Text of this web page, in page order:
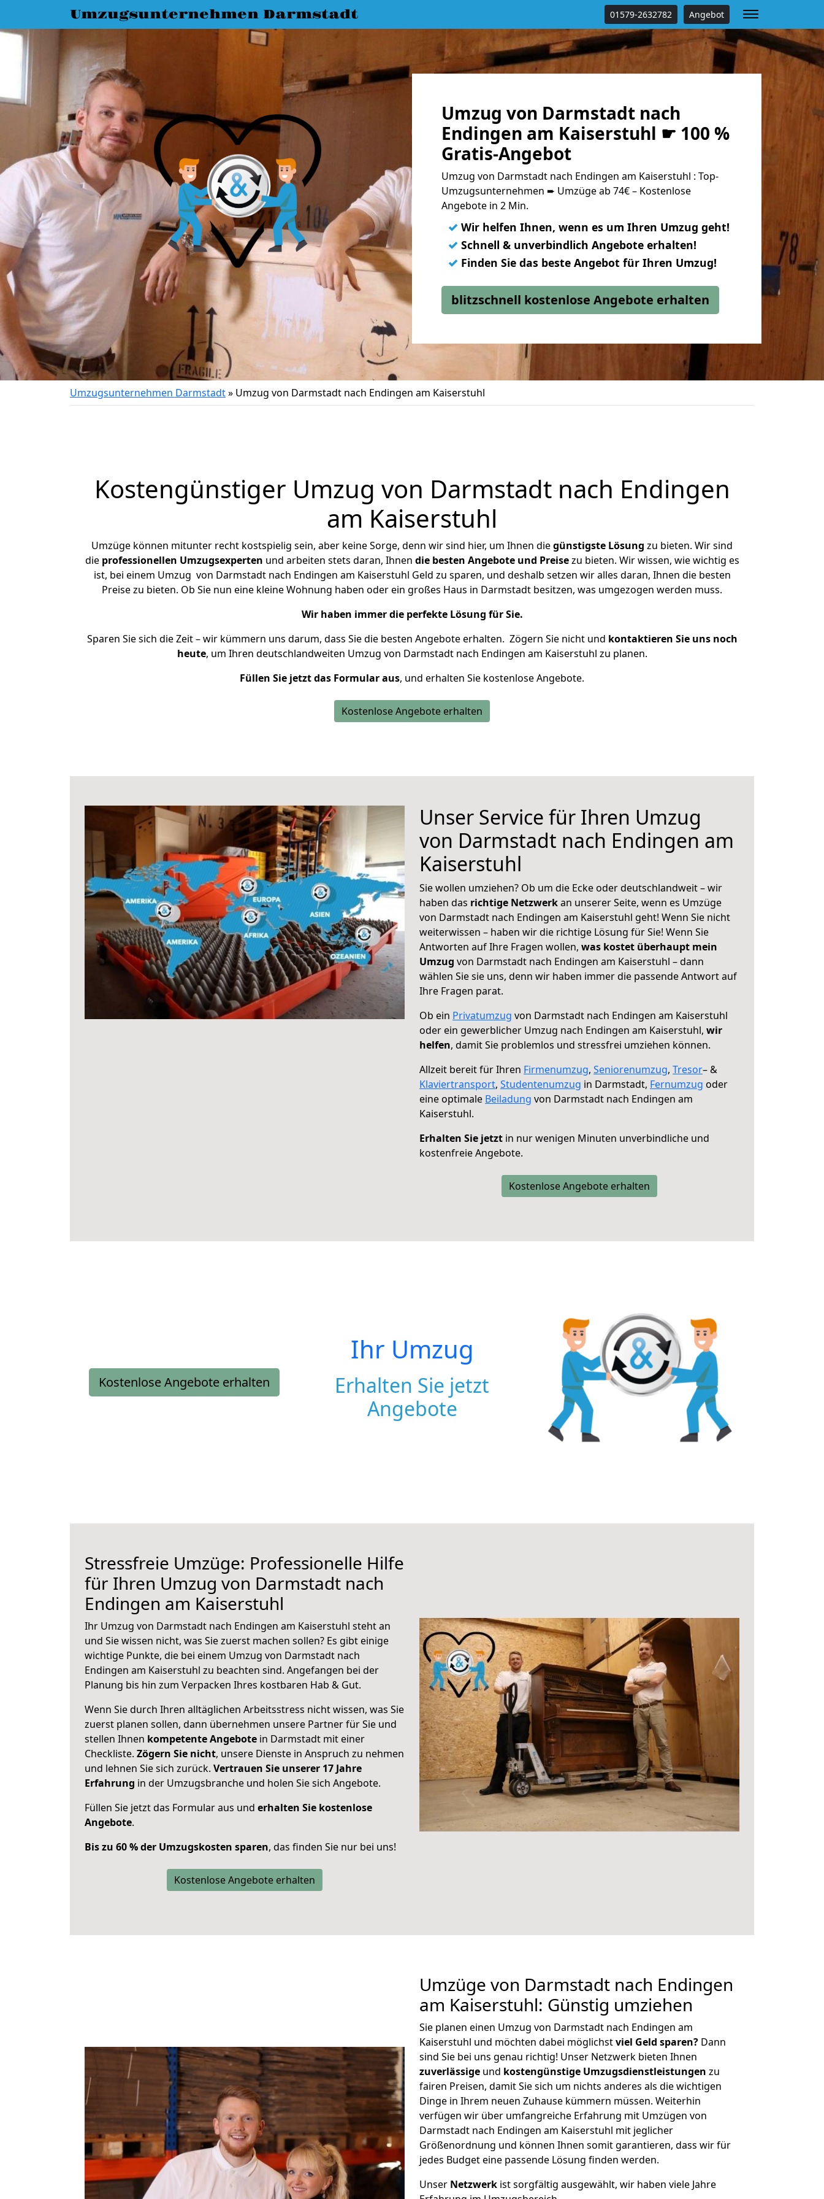
Umzugsunternehmen Darmstadt 01579-2632782 Angebot
Umzug von Darmstadt nach
Endingen am Kaiserstuhl ☛ 100 %
Gratis-Angebot
Umzug von Darmstadt nach Endingen am Kaiserstuhl : Top-
Umzugsunternehmen ➨ Umzüge ab 74€ – Kostenlose
Angebote in 2 Min.
✓ Wir helfen Ihnen, wenn es um Ihren Umzug geht!
✓ Schnell & unverbindlich Angebote erhalten!
✓ Finden Sie das beste Angebot für Ihren Umzug!
blitzschnell kostenlose Angebote erhalten
Umzugsunternehmen Darmstadt» Umzug von Darmstadt nach Endingen am Kaiserstuhl
Kostengünstiger Umzug von Darmstadt nach Endingen
am Kaiserstuhl
Umzüge können mitunter recht kostspielig sein, aber keine Sorge, denn wir sind hier, um Ihnen diegünstigste Lösung zu bieten. Wir sind
die professionellen Umzugsexperten und arbeiten stets daran, Ihnen die besten Angebote und Preisezu bieten. Wir wissen, wie wichtig es
ist, bei einem Umzug von Darmstadt nach Endingen am Kaiserstuhl Geld zu sparen, und deshalb setzen wir alles daran, Ihnen die besten
Preise zu bieten. Ob Sie nun eine kleine Wohnung haben oder ein großes Haus in Darmstadt besitzen, was umgezogen werden muss.
Wir haben immer die perfekte Lösung für Sie.
Sparen Sie sich die Zeit – wir kümmern uns darum, dass Sie die besten Angebote erhalten. Zögern Sie nicht und kontaktieren Sie uns noch
heute, um Ihren deutschlandweiten Umzug von Darmstadt nach Endingen am Kaiserstuhl zu planen.
Füllen Sie jetzt das Formular aus, und erhalten Sie kostenlose Angebote.
Kostenlose Angebote erhalten
Unser Service für Ihren Umzug
von Darmstadt nach Endingen am
Kaiserstuhl
Sie wollen umziehen? Ob um die Ecke oder deutschlandweit – wir
haben das richtige Netzwerkan unserer Seite, wenn es Umzüge
von Darmstadt nach Endingen am Kaiserstuhl geht! Wenn Sie nicht
weiterwissen – haben wir die richtige Lösung für Sie! Wenn Sie
Antworten auf Ihre Fragen wollen, was kostet überhaupt mein
Umzug von Darmstadt nach Endingen am Kaiserstuhl – dann
wählen Sie sie uns, denn wir haben immer die passende Antwort auf
Ihre Fragen parat.
Ob ein Privatumzug von Darmstadt nach Endingen am Kaiserstuhl
oder ein gewerblicher Umzug nach Endingen am Kaiserstuhl, wir
helfen, damit Sie problemlos und stressfrei umziehen können.
Allzeit bereit für Ihren Firmenumzug, Seniorenumzug, Tresor– &
Klaviertransport, Studentenumzug in Darmstadt, Fernumzug oder
eine optimale Beiladung von Darmstadt nach Endingen am
Kaiserstuhl.
Erhalten Sie jetzt in nur wenigen Minuten unverbindliche und
kostenfreie Angebote.
Kostenlose Angebote erhalten
Kostenlose Angebote erhalten
Ihr Umzug
Erhalten Sie jetzt
Angebote
Stressfreie Umzüge: Professionelle Hilfe
für Ihren Umzug von Darmstadt nach
Endingen am Kaiserstuhl
Ihr Umzug von Darmstadt nach Endingen am Kaiserstuhl steht an
und Sie wissen nicht, was Sie zuerst machen sollen? Es gibt einige
wichtige Punkte, die bei einem Umzug von Darmstadt nach
Endingen am Kaiserstuhl zu beachten sind. Angefangen bei der
Planung bis hin zum Verpacken Ihres kostbaren Hab & Gut.
Wenn Sie durch Ihren alltäglichen Arbeitsstress nicht wissen, was Sie
zuerst planen sollen, dann übernehmen unsere Partner für Sie und
stellen Ihnen kompetente Angebote in Darmstadt mit einer
Checkliste. Zögern Sie nicht, unsere Dienste in Anspruch zu nehmen
und lehnen Sie sich zurück. Vertrauen Sie unserer 17 Jahre
Erfahrung in der Umzugsbranche und holen Sie sich Angebote.
Füllen Sie jetzt das Formular aus und erhalten Sie kostenlose
Angebote.
Bis zu 60 % der Umzugskosten sparen, das finden Sie nur bei uns!
Kostenlose Angebote erhalten
Umzüge von Darmstadt nach Endingen
am Kaiserstuhl: Günstig umziehen
Sie planen einen Umzug von Darmstadt nach Endingen am
Kaiserstuhl und möchten dabei möglichstviel Geld sparen? Dann
sind Sie bei uns genau richtig! Unser Netzwerk bieten Ihnen
zuverlässige und kostengünstige Umzugsdienstleistungen zu
fairen Preisen, damit Sie sich um nichts anderes als die wichtigen
Dinge in Ihrem neuen Zuhause kümmern müssen. Weiterhin
verfügen wir über umfangreiche Erfahrung mit Umzügen von
Darmstadt nach Endingen am Kaiserstuhl mit jeglicher
Größenordnung und können Ihnen somit garantieren, dass wir für
jedes Budget eine passende Lösung finden werden.
Unser Netzwerk ist sorgfältig ausgewählt, wir haben viele Jahre